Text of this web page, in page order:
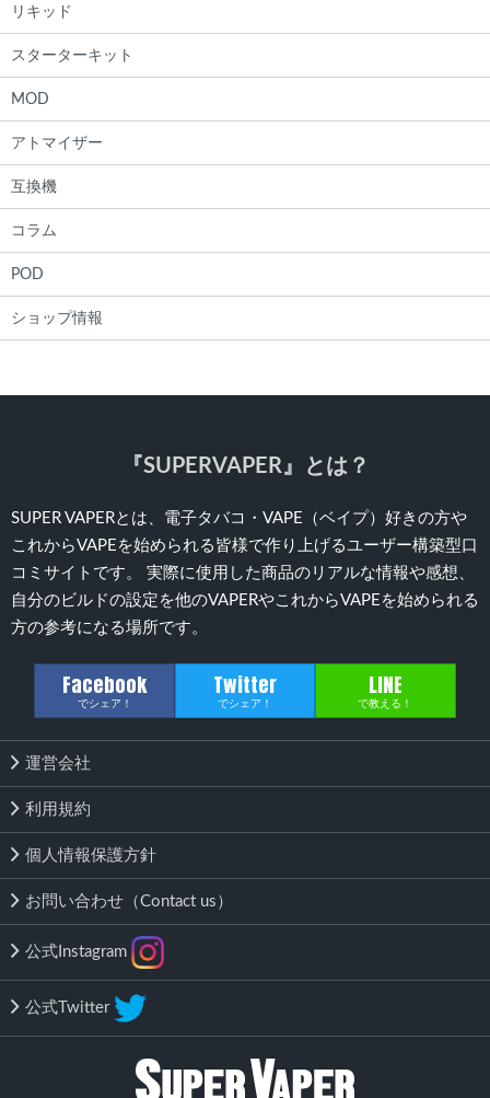
リキッド
スターターキット
MOD
アトマイザー
互換機
コラム
POD
ショップ情報
『SUPERVAPER』とは？
SUPER VAPERとは、電子タバコ・VAPE（ベイプ）好きの方や
これからVAPEを始められる皆様で作り上げるユーザー構築型口
コミサイトです。 実際に使用した商品のリアルな情報や感想、
自分のビルドの設定を他のVAPERやこれからVAPEを始められる
方の参考になる場所です。
Facebook
でシェア！
Twitter
でシェア！
LINE
で教える！
運営会社
利用規約
個人情報保護方針
お問い合わせ（Contact us）
公式Instagram
公式Twitter